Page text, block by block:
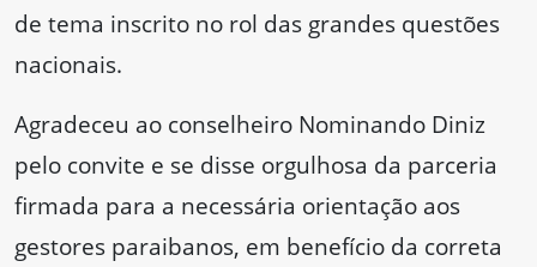
de tema inscrito no rol das grandes questões
nacionais.
Agradeceu ao conselheiro Nominando Diniz
pelo convite e se disse orgulhosa da parceria
firmada para a necessária orientação aos
gestores paraibanos, em benefício da correta